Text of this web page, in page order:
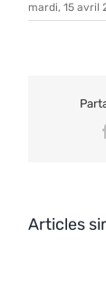
mardi, 15 avril
Articles